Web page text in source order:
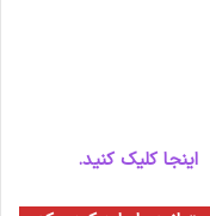
اینجا کلیک کنید.